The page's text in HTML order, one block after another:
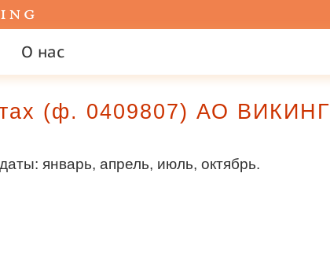
О нас
(ф. 0409807) АО ВИКИНГ
январь, апрель, июль, октябрь.